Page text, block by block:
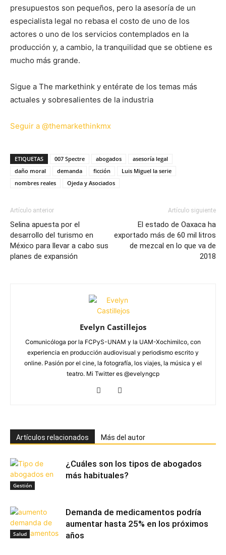
presupuestos son pequeños, pero la asesoría de un
especialista legal no rebasa el costo de uno de los
actores o uno de los servicios contemplados en la
producción y, a cambio, la tranquilidad que se obtiene es
mucho más grande.
Sigue a The markethink y entérate de los temas más
actuales y sobresalientes de la industria
Seguir a @themarkethinkmx
ETIQUETAS 007 Spectre abogados
asesoría legal
daño moral
demanda ficción
Luis Miguel la serie
nombres reales
Ojeda y Asociados
Artículo anterior
Selina apuesta por el
desarrollo del turismo en
México para llevar a cabo sus
planes de expansión
Artículo siguiente
El estado de Oaxaca ha
exportado más de 60 mil litros
de mezcal en lo que va de
2018
Evelyn Castillejos
Comunicóloga por la FCPyS-UNAM y la UAM-Xochimilco, con
experiencia en producción audiovisual y periodismo escrito y
online. Pasión por el cine, la fotografía, los viajes, la música y el
teatro. Mi Twitter es @evelyngcp
Artículos relacionados Más del autor
Gestión
¿Cuáles son los tipos de abogados
más habituales?
Salud
Demanda de medicamentos podría
aumentar hasta 25% en los próximos
años